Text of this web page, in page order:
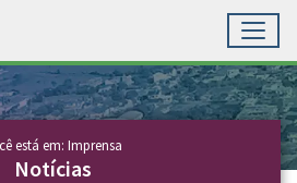
está em: Imprensa
Notícias